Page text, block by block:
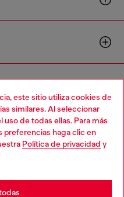
este sitio utiliza cookies de
similares. Al seleccionar
de todas ellas. Para más
preferencias haga clic en
Política de privacidad y
Language: ES
website, but it seems you